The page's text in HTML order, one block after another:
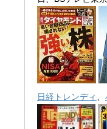
日経トレンディ